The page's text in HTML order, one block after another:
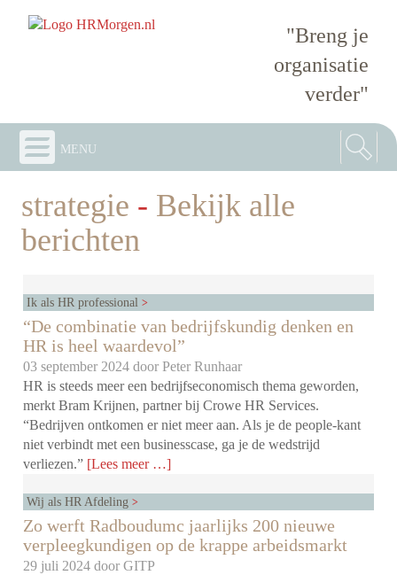
"Breng je
organisatie
verder"
menu
strategie - Bekijk alle
berichten
Ik als HR professional
“De combinatie van bedrijfskundig denken en
HR is heel waardevol”
03 september 2024 doorPeter Runhaar
HR is steeds meer een bedrijfseconomisch thema geworden,
merkt Bram Krijnen, partner bij Crowe HR Services.
“Bedrijven ontkomen er niet meer aan. Als je de people-kant
niet verbindt met een businesscase, ga je de wedstrijd
verliezen.” [Lees meer …]
Wij als HR Afdeling
Zo werft Radboudumc jaarlijks 200 nieuwe
verpleegkundigen op de krappe arbeidsmarkt
29 juli 2024 doorGITP